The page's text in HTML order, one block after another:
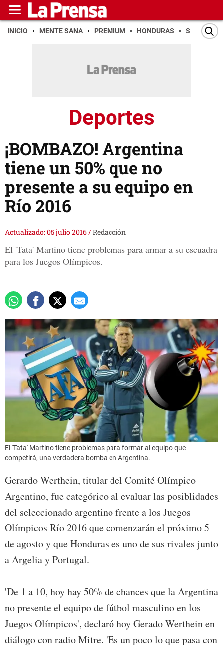
INICIO MENTE SANA PREMIUM HONDURAS SAN PEDRO
Deportes
¡BOMBAZO! Argentina
tiene un 50% que no
presente a su equipo en
Río 2016
Actualizado: 05 julio 2016/Redacción
El 'Tata' Martino tiene problemas para armar a su escuadra
para los Juegos Olímpicos.
El 'Tata' Martino tiene problemas para formar al equipo que
competirá, una verdadera bomba en Argentina.
Gerardo Werthein, titular del Comité Olímpico
Argentino, fue categórico al evaluar las posiblidades
del seleccionado argentino frente a los Juegos
Olímpicos Río 2016 que comenzarán el próximo 5
de agosto y que Honduras es uno de sus rivales junto
a Argelia y Portugal.
'De 1 a 10, hoy hay 50% de chances que la Argentina
no presente el equipo de fútbol masculino en los
Juegos Olímpicos', declaró hoy Gerado Werthein en
diálogo con radio Mitre. 'Es un poco lo que pasa con